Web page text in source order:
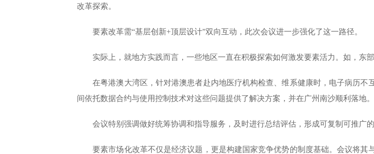
改革探索。
要素改革需“基层创新+顶层设计”双向互动，此次会议进一步强化了这一路径。
实际上，就地方实践而言，一些地区一直在积极探索如何激发要素活力。如，东部
在粤港澳大湾区，针对港澳患者赴内地医疗机构检查、维系健康时，电子病历不
间依托数据合约与使用控制技术对这些问题提供了解决方案，并在广州南沙顺利落地。
会议特别强调做好统筹协调和指导服务，及时进行总结评估，形成可复制可推广的
要素市场化改革不仅是经济议题，更是构建国家竞争优势的制度基础。会议将其